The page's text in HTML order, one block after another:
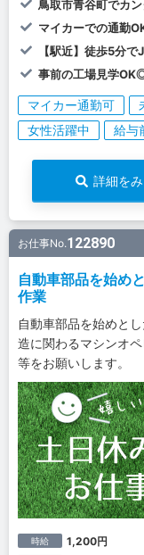
鳥取市青谷町でカ
マイカーでの通勤
【駅近】徒歩5分
事前の工場見学
マイカー通勤可
女性活躍中
給与
詳細を
お仕事No.122890
自動車部品を始め
作業
自動車部品を始めと
造に関わるマシンオ
等をお願いします。
時給 1,200円